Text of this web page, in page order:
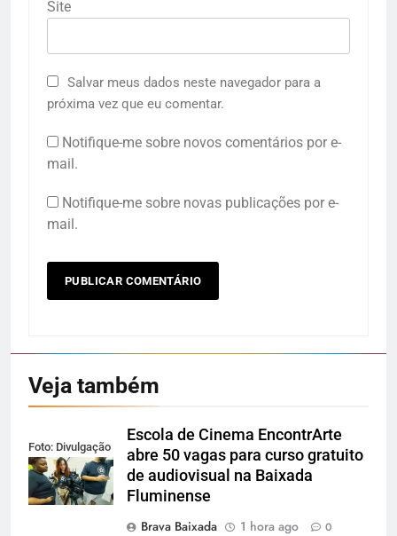
Site
Salvar meus dados neste navegador para a
próxima vez que eu comentar.
Notifique-me sobre novos comentários por e-
mail.
Notifique-me sobre novas publicações por e-
mail.
Veja também
Foto: Divulgação
Escola de Cinema EncontrArte
abre 50 vagas para curso gratuito
de audiovisual na Baixada
Fluminense
Brava Baixada
1 hora ago 0